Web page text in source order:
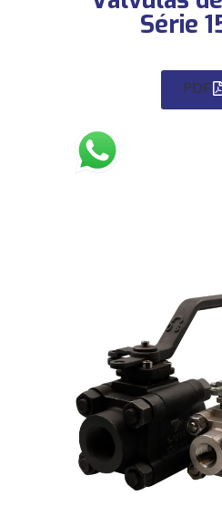
Série
PDF